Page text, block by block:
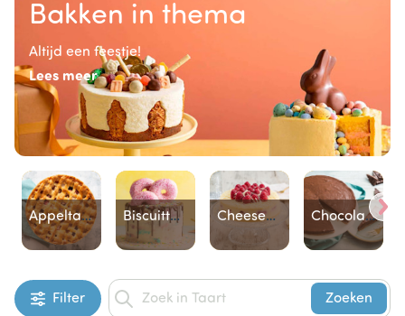
Bakken in thema
Altijd een feestje!
Lees meer
Appeltaart Biscuittaart Cheesecake Chocoladetaart
Item
1
Filter Zoeken